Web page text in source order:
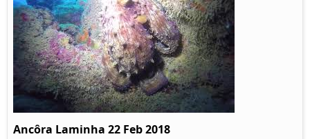
Ancôra Laminha 22 Feb 2018